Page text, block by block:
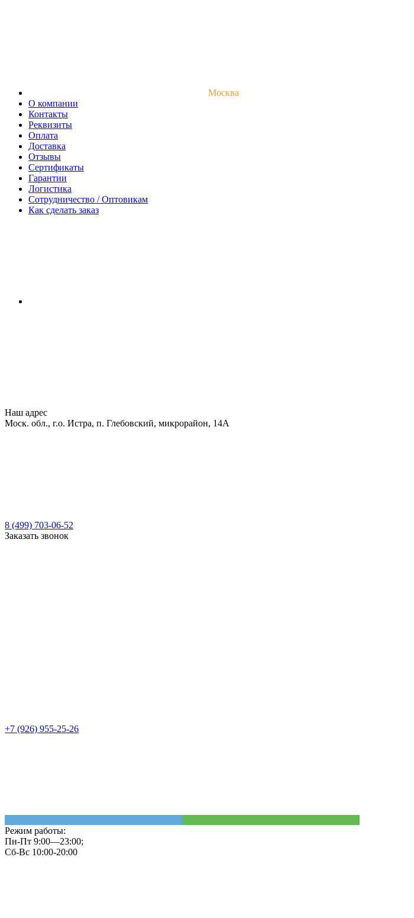
Москва
О компании
Контакты
Реквизиты
Оплата
Доставка
Отзывы
Сертификаты
Гарантии
Логистика
Сотрудничество / Оптовикам
Как сделать заказ
Наш адрес
Моск. обл., г.о. Истра, п. Глебовский, микрорайон, 14А
8 (499) 703-06-52
Заказать звонок
+7 (926) 955-25-26
Режим работы:
Пн-Пт 9:00—23:00;
Сб-Вс 10:00-20:00